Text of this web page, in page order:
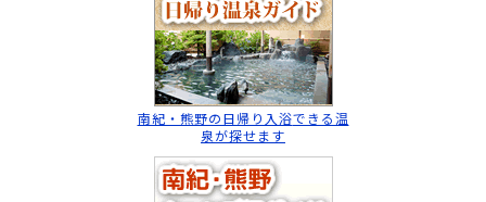
南紀・熊野の日帰り入浴できる温
泉が探せます